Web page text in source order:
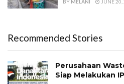
BY MELANI JUNE
Recommended Stories
Perusahaan
Siap Melakukan